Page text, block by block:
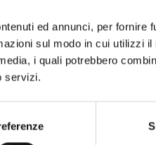
ed annunci, per fornire
sul modo in cui utilizzi
i quali potrebbero
servizi.
per ferie dal 08/
saranno evasi prima della
PER POCO
SCONTO
su